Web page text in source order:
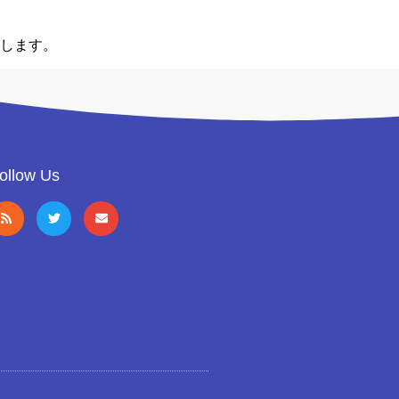
ます。
Us